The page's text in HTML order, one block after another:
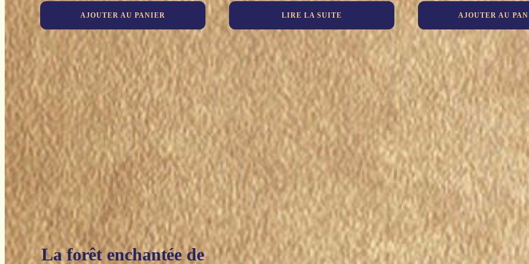
AJOUTER AU PANIER LIRE LA SUITE AJOUTER AU
La forêt enchantée de